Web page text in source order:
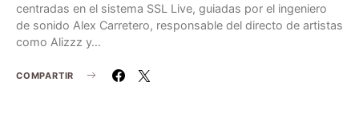
centradas en el sistema SSL Live, guiadas por el ingeniero
de sonido Alex Carretero, responsable del directo de artistas
como Alizzz y…
COMPARTIR